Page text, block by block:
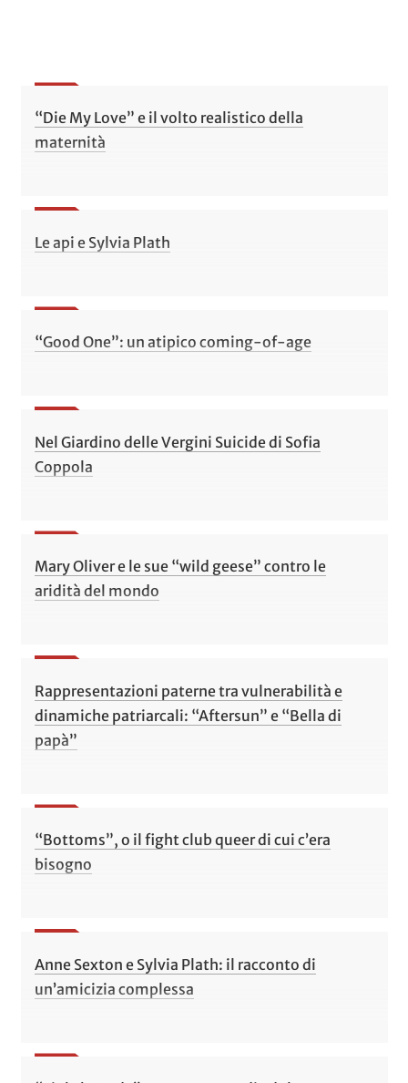
“Die My Love” e il volto realistico della
maternità
Le api e Sylvia Plath
“Good One”: un atipico coming-of-age
Nel Giardino delle Vergini Suicide di Sofia
Coppola
Mary Oliver e le sue “wild geese” contro le
aridità del mondo
Rappresentazioni paterne tra vulnerabilità e
dinamiche patriarcali: “Aftersun” e “Bella di
papà”
“Bottoms”, o il fight club queer di cui c’era
bisogno
Anne Sexton e Sylvia Plath: il racconto di
un’amicizia complessa